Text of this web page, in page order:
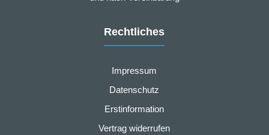
Rechtliches
Impressum
Datenschutz
Erstinformation
Vertrag widerrufen